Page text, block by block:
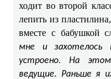
ходит во второй
лепить из
вместе с бабушкой
мне и захотелось
устроено. На
ведущие. Раньше я